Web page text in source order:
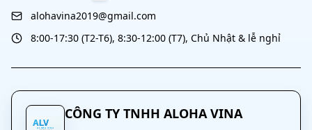
alohavina2019@gmail.com
8:00-17:30 (T2-T6), 8:30-12:00 (T7), Chủ Nhật & lễ nghỉ
CÔNG TY TNHH ALOHA VINA